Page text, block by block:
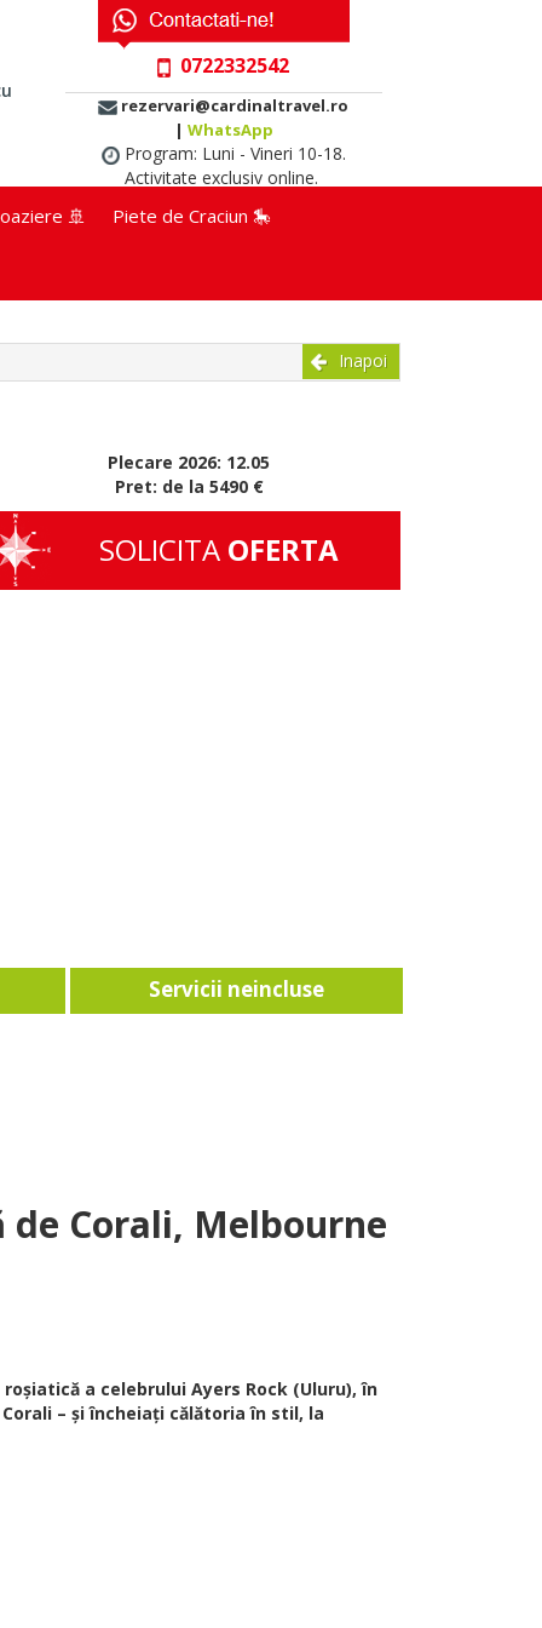
0722332542
rezervari@cardinaltravel.ro
| WhatsApp
Program: Luni - Vineri 10-18.
Activitate exclusiv online.
🚢 Piete de Craciun 🎠
Inapoi
Plecare 2026: 12.05
Pret: de la 5490 €
SOLICITA OFERTA
Servicii neincluse
de Corali, Melbourne
a celebrului Ayers Rock (Uluru), în
– și încheiați călătoria în stil, la